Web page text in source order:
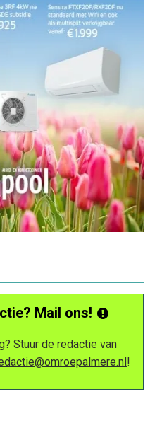
Mail ons!
Stuur de redactie van
!